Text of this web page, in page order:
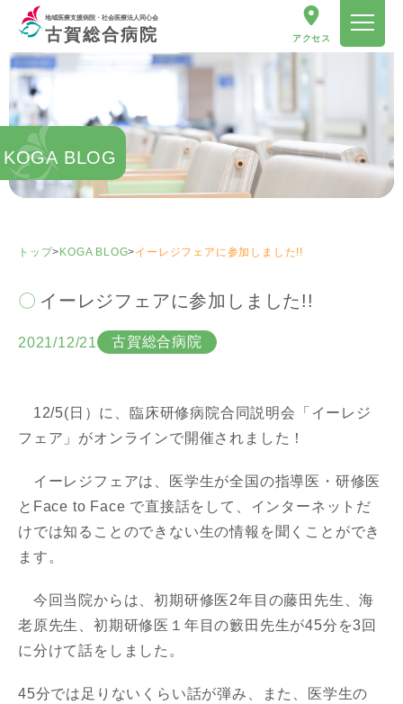
地域医療支援病院・社会医療法人同心会
古賀総合病院 アクセス
KOGA BLOG
トップ> KOGA BLOG>イーレジフェアに参加しました!!
イーレジフェアに参加しました!!
2021/12/21 古賀総合病院
12/5(日）に、臨床研修病院合同説明会「イーレジ
フェア」がオンラインで開催されました！
イーレジフェアは、医学生が全国の指導医・研修医
とFace to Face で直接話をして、インターネットだ
けでは知ることのできない生の情報を聞くことができ
ます。
今回当院からは、初期研修医2年目の藤田先生、海
老原先生、初期研修医１年目の籔田先生が45分を3回
に分けて話をしました。
45分では足りないくらい話が弾み、また、医学生の